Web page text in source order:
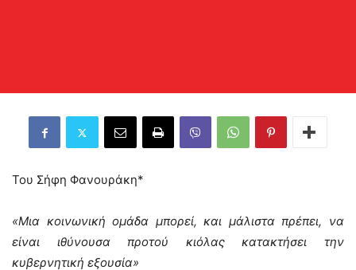
Του Σήφη Φανουράκη*
«Μια κοινωνική ομάδα μπορεί, και μάλιστα πρέπει, να
είναι ιθύνουσα προτού κιόλας κατακτήσει την
κυβερνητική εξουσία»